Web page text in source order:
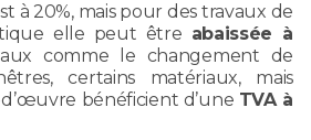
à 20%, mais pour des travaux de
elle peut être abaissée à
comme le changement de
certains matériaux, mais
bénéficient d’une TVA à